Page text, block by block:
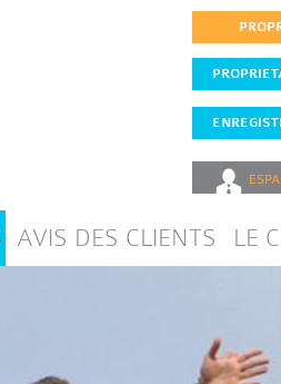
AVIS DES CLIENTS LE